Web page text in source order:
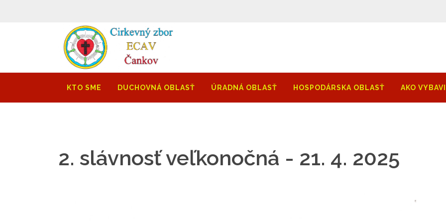
KTO SME DUCHOVNÁ OBLASŤ ÚRADNÁ OBLASŤ HOSPODÁRSKA OBLASŤ AKO
2. slávnosť veľkonočná - 21. 4. 2025